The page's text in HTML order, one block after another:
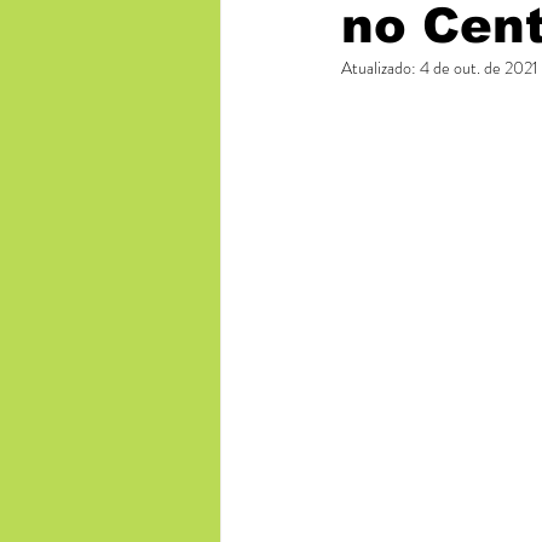
no
Atualizado: 4 de out. de 2021